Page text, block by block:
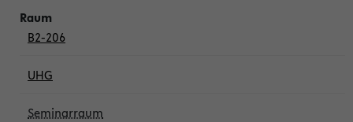
B2-206
UHG
Seminarraum